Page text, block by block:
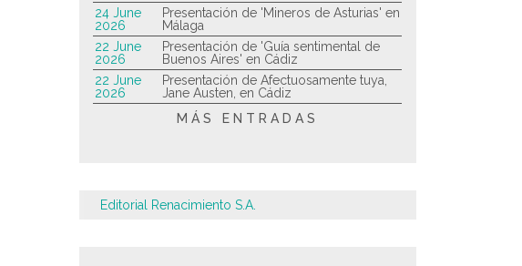
24 June
2026
Presentación de 'Mineros de Asturias' en
Málaga
22 June
2026
Presentación de 'Guía sentimental de
Buenos Aires' en Cádiz
22 June
2026
Presentación de Afectuosamente tuya,
Jane Austen, en Cádiz
MÁS ENTRADAS
Editorial Renacimiento S.A.